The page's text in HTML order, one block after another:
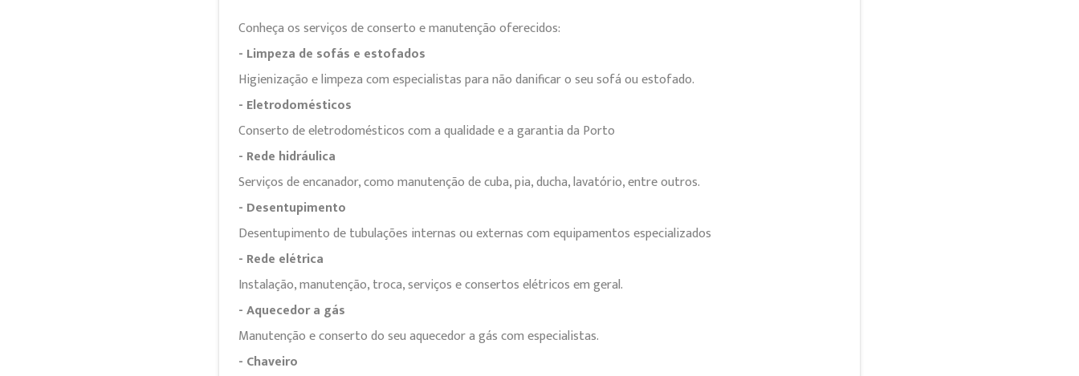
Conheça os serviços de conserto e manutenção oferecidos:
- Limpeza de sofás e estofados
Higienização e limpeza com especialistas para não danificar o seu sofá ou estofado.
- Eletrodomésticos
Conserto de eletrodomésticos com a qualidade e a garantia da Porto
- Rede hidráulica
Serviços de encanador, como manutenção de cuba, pia, ducha, lavatório, entre outros.
- Desentupimento
Desentupimento de tubulações internas ou externas com equipamentos especializados
- Rede elétrica
Instalação, manutenção, troca, serviços e consertos elétricos em geral.
- Aquecedor a gás
Manutenção e conserto do seu aquecedor a gás com especialistas.
- Chaveiro